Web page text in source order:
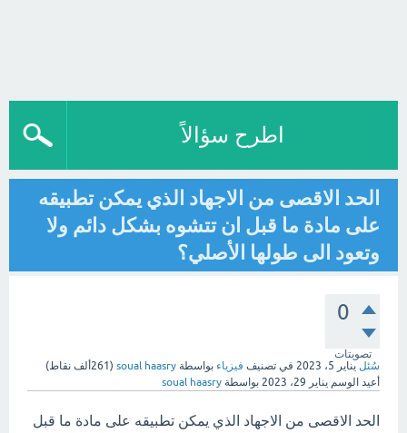
اطرح سؤالاً
الحد الاقصى من الاجهاد الذي يمكن تطبيقه
على مادة ما قبل ان تتشوه بشكل دائم ولا
وتعود الى طولها الأصلي؟
0
تصويتات
سُئل يناير 5، 2023 في تصنيف فيزياء بواسطة soual haasry
( 261ألف
نقاط)
أعيد الوسم يناير 29، 2023 بواسطة soual haasry
الحد الاقصى من الاجهاد الذي يمكن تطبيقه على مادة ما قبل